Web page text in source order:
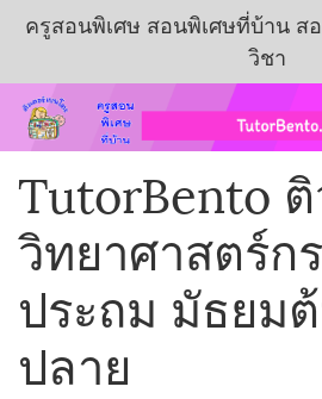
ครูสอนพิเศษ สอนพิเศษที่บ้าน ส
วิชา
TutorBento
วิทยาศาสตร์ก
ประถม มัธยม
ปลาย